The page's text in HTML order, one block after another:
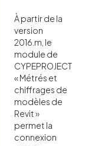
À partir de la
version
2016.m, le
module de
CYPEPROJECT
« Métrés et
chiffrages de
modèles de
Revit »
permet la
connexion